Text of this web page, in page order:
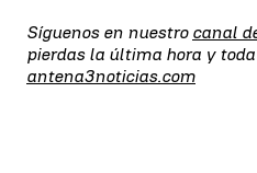
Síguenos en nuestro canal
pierdas la última hora y
antena3noticias.com